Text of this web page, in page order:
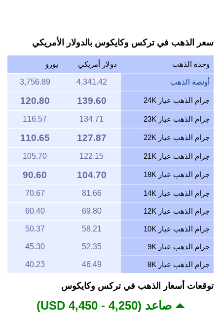
سعر الذهب في تركس وكايكوس بالدولار الأمريكي
وحدة الذهب دولار أمريكي يورو
أونصة الذهب 4,341.42
3,756.89
جرام الذهب عيار 24K 139.60
120.80
جرام الذهب عيار 23K 134.71
116.57
جرام الذهب عيار 22K 127.87
110.65
جرام الذهب عيار 21K 122.15
105.70
جرام الذهب عيار 18K 104.70
90.60
جرام الذهب عيار 14K 81.66
70.67
جرام الذهب عيار 12K 69.80
60.40
جرام الذهب عيار 10K 58.21
50.37
جرام الذهب عيار 9K 52.35
45.30
جرام الذهب عيار 8K 46.49
40.23
توقعات أسعار الذهب في تركس وكايكوس
صاعد (4,250 - 4,450 USD)